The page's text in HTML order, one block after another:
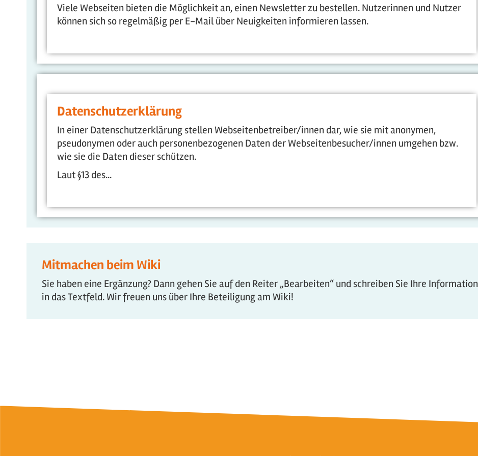
Viele Webseiten bieten die Möglichkeit an, einen Newsletter zu bestellen. Nutzerinnen und Nutzer
können sich so regelmäßig per E-Mail über Neuigkeiten informieren lassen.
Datenschutzerklärung
In einer Datenschutzerklärung stellen Webseitenbetreiber/innen dar, wie sie mit anonymen,
pseudonymen oder auch personenbezogenen Daten der Webseitenbesucher/innen umgehen bzw.
wie sie die Daten dieser schützen.
Laut §13 des...
Mitmachen beim Wiki
Sie haben eine Ergänzung? Dann gehen Sie auf den Reiter „Bearbeiten“ und schreiben Sie Ihre Information
in das Textfeld. Wir freuen uns über Ihre Beteiligung am Wiki!